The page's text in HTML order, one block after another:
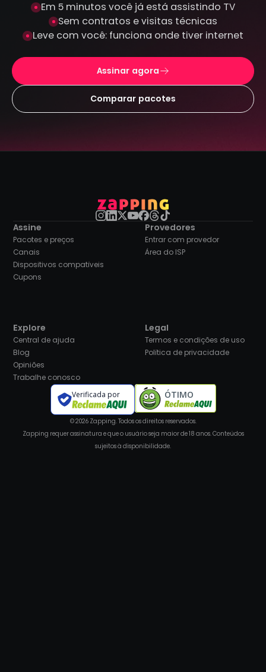
Em 5 minutos você já está assistindo TV
Sem contratos e visitas técnicas
Leve com você: funciona onde tiver internet
Assinar agora
Comparar pacotes
Assine
Pacotes e preços
Canais
Dispositivos compatíveis
Cupons
Provedores
Entrar com provedor
Área do ISP
Explore
Central de ajuda
Blog
Opiniões
Trabalhe conosco
Legal
Termos e condições de uso
Política de privacidade
Verificada por ÓTIMO
© 2026 Zapping. Todos os direitos reservados.
Zapping requer assinatura e que o usuário seja maior de 18 anos. Conteúdos
sujeitos à disponibilidade.